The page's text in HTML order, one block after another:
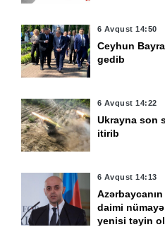
6 Avqust 11:17
Ermənistan
vətəndaşlarının
6 Avqust 14:50
Ceyhun
gedib
6 Avqust 14:22
Ukrayna son
itirib
6 Avqust 14:13
Azərbaycanın
daimi
yenisi təyin